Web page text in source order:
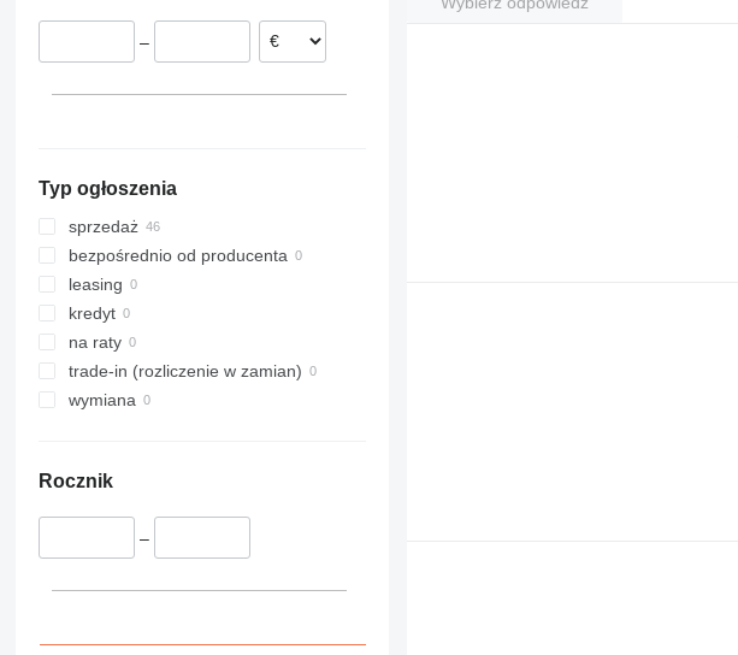
Wielka Brytania
–
Typ ogłoszenia
sprzedaż
bezpośrednio od producenta
leasing
kredyt
na raty
trade-in (rozliczenie w zamian)
wymiana
Rocznik
–